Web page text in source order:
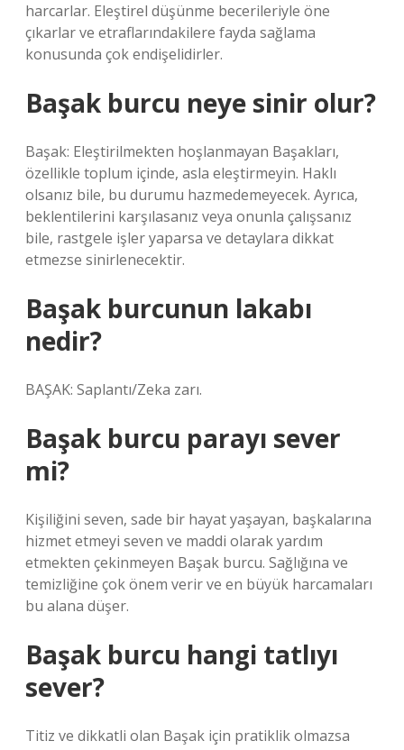
harcarlar. Eleştirel düşünme becerileriyle öne
çıkarlar ve etraflarındakilere fayda sağlama
konusunda çok endişelidirler.
Başak burcu neye sinir olur?
Başak: Eleştirilmekten hoşlanmayan Başakları,
özellikle toplum içinde, asla eleştirmeyin. Haklı
olsanız bile, bu durumu hazmedemeyecek. Ayrıca,
beklentilerini karşılasanız veya onunla çalışsanız
bile, rastgele işler yaparsa ve detaylara dikkat
etmezse sinirlenecektir.
Başak burcunun lakabı
nedir?
BAŞAK: Saplantı/Zeka zarı.
Başak burcu parayı sever
mi?
Kişiliğini seven, sade bir hayat yaşayan, başkalarına
hizmet etmeyi seven ve maddi olarak yardım
etmekten çekinmeyen Başak burcu. Sağlığına ve
temizliğine çok önem verir ve en büyük harcamaları
bu alana düşer.
Başak burcu hangi tatlıyı
sever?
Titiz ve dikkatli olan Başak için pratiklik olmazsa